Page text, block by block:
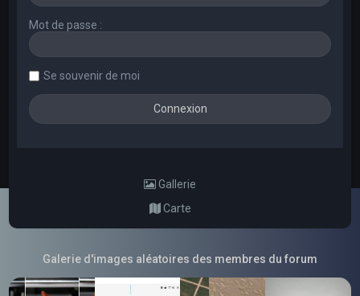
Mot de passe :
Se souvenir de moi
Gallerie
Carte
Galerie d'images aléatoires des membres du forum